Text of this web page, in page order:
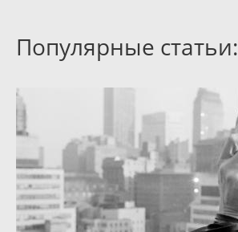
Популярные статьи: